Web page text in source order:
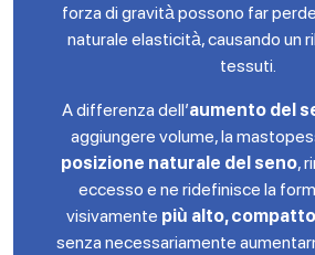
forza di gravità possono far
naturale elasticità, causando un
tessuti.
A differenza dell’aumento del
aggiungere volume, la
posizione naturale del seno,
eccesso e ne ridefinisce la
visivamente più alto,
senza necessariamente